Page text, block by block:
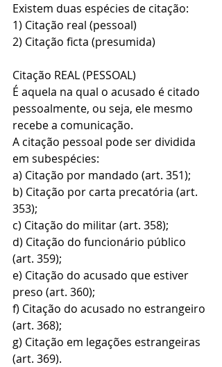
Existem duas espécies de citação:
1) Citação real (pessoal)
2) Citação ficta (presumida)
Citação REAL (PESSOAL)
É aquela na qual o acusado é citado
pessoalmente, ou seja, ele mesmo
recebe a comunicação.
A citação pessoal pode ser dividida
em subespécies:
a) Citação por mandado (art. 351);
b) Citação por carta precatória (art.
353);
c) Citação do militar (art. 358);
d) Citação do funcionário público
(art. 359);
e) Citação do acusado que estiver
preso (art. 360);
f) Citação do acusado no estrangeiro
(art. 368);
g) Citação em legações estrangeiras
(art. 369).